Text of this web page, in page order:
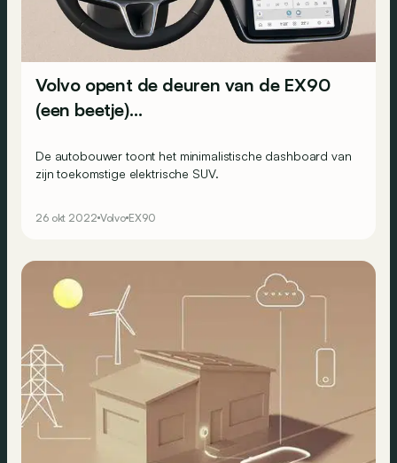
Volvo opent de deuren van de EX90
(een beetje)…
De autobouwer toont het minimalistische dashboard van
zijn toekomstige elektrische SUV.
26 okt 2022 Volvo EX90